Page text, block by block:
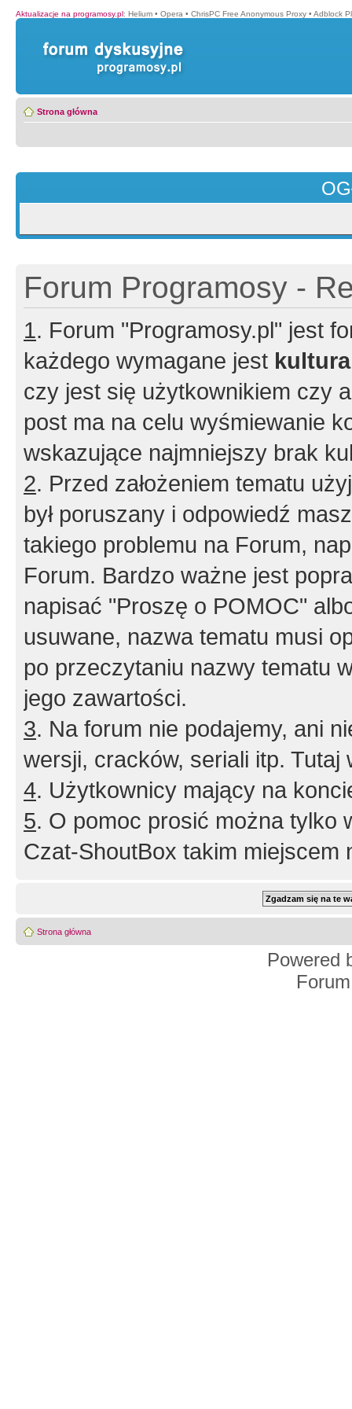
Aktualizacje na programosy.pl: Helium • Opera • ChrisPC Free Anonymous Proxy • Adblock
Strona główna
Forum Programosy -
1. Forum "Programosy.pl" jest
każdego wymagane jest
czy jest się użytkownikiem czy
post ma na celu wyśmiewanie
wskazujące najmniejszy brak
2. Przed założeniem tematu
był poruszany i odpowiedź
takiego problemu na Forum,
Forum. Bardzo ważne jest
napisać "Proszę o POMOC"
usuwane, nazwa tematu musi
po przeczytaniu nazwy tematu
jego zawartości.
3. Na forum nie podajemy, ani
wersji, cracków, seriali itp. Tutaj
4. Użytkownicy mający na
5. O pomoc prosić można tylko
Czat-ShoutBox takim miejscem
Strona główna
Powered